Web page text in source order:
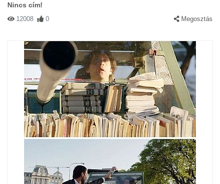
Nincs cím!
12008 0 Megosztás